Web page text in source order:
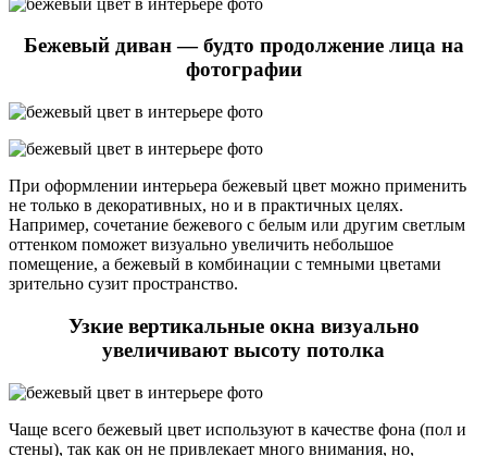
Бежевый диван — будто продолжение лица на
фотографии
При оформлении интерьера бежевый цвет можно применить
не только в декоративных, но и в практичных целях.
Например, сочетание бежевого с белым или другим светлым
оттенком поможет визуально увеличить небольшое
помещение, а бежевый в комбинации с темными цветами
зрительно сузит пространство.
Узкие вертикальные окна визуально
увеличивают высоту потолка
Чаще всего бежевый цвет используют в качестве фона (пол и
стены), так как он не привлекает много внимания, но,